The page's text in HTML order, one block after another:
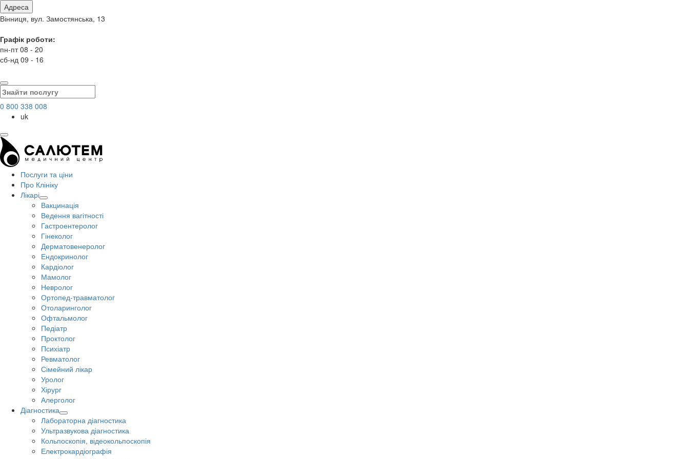
Адреса
Вінниця, вул. Замостянська, 13
Графік роботи:
пн-пт 08 - 20
сб-нд 09 - 16
0 800 338 008
uk
Послуги та ціни
Про Клініку
Лікарі
Вакцинація
Ведення вагітності
Гастроентеролог
Гінеколог
Дерматовенеролог
Ендокринолог
Кардіолог
Мамолог
Невролог
Ортопед-травматолог
Отоларинголог
Офтальмолог
Педіатр
Проктолог
Психіатр
Ревматолог
Сімейний лікар
Уролог
Хірург
Алерголог
Діагностика
Лабораторна діагностика
Ультразвукова діагностика
Кольпоскопія, відеокольпоскопія
Електрокардіографія